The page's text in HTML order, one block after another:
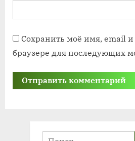
Сохранить моё имя, email и
браузере для последующих
Найти: